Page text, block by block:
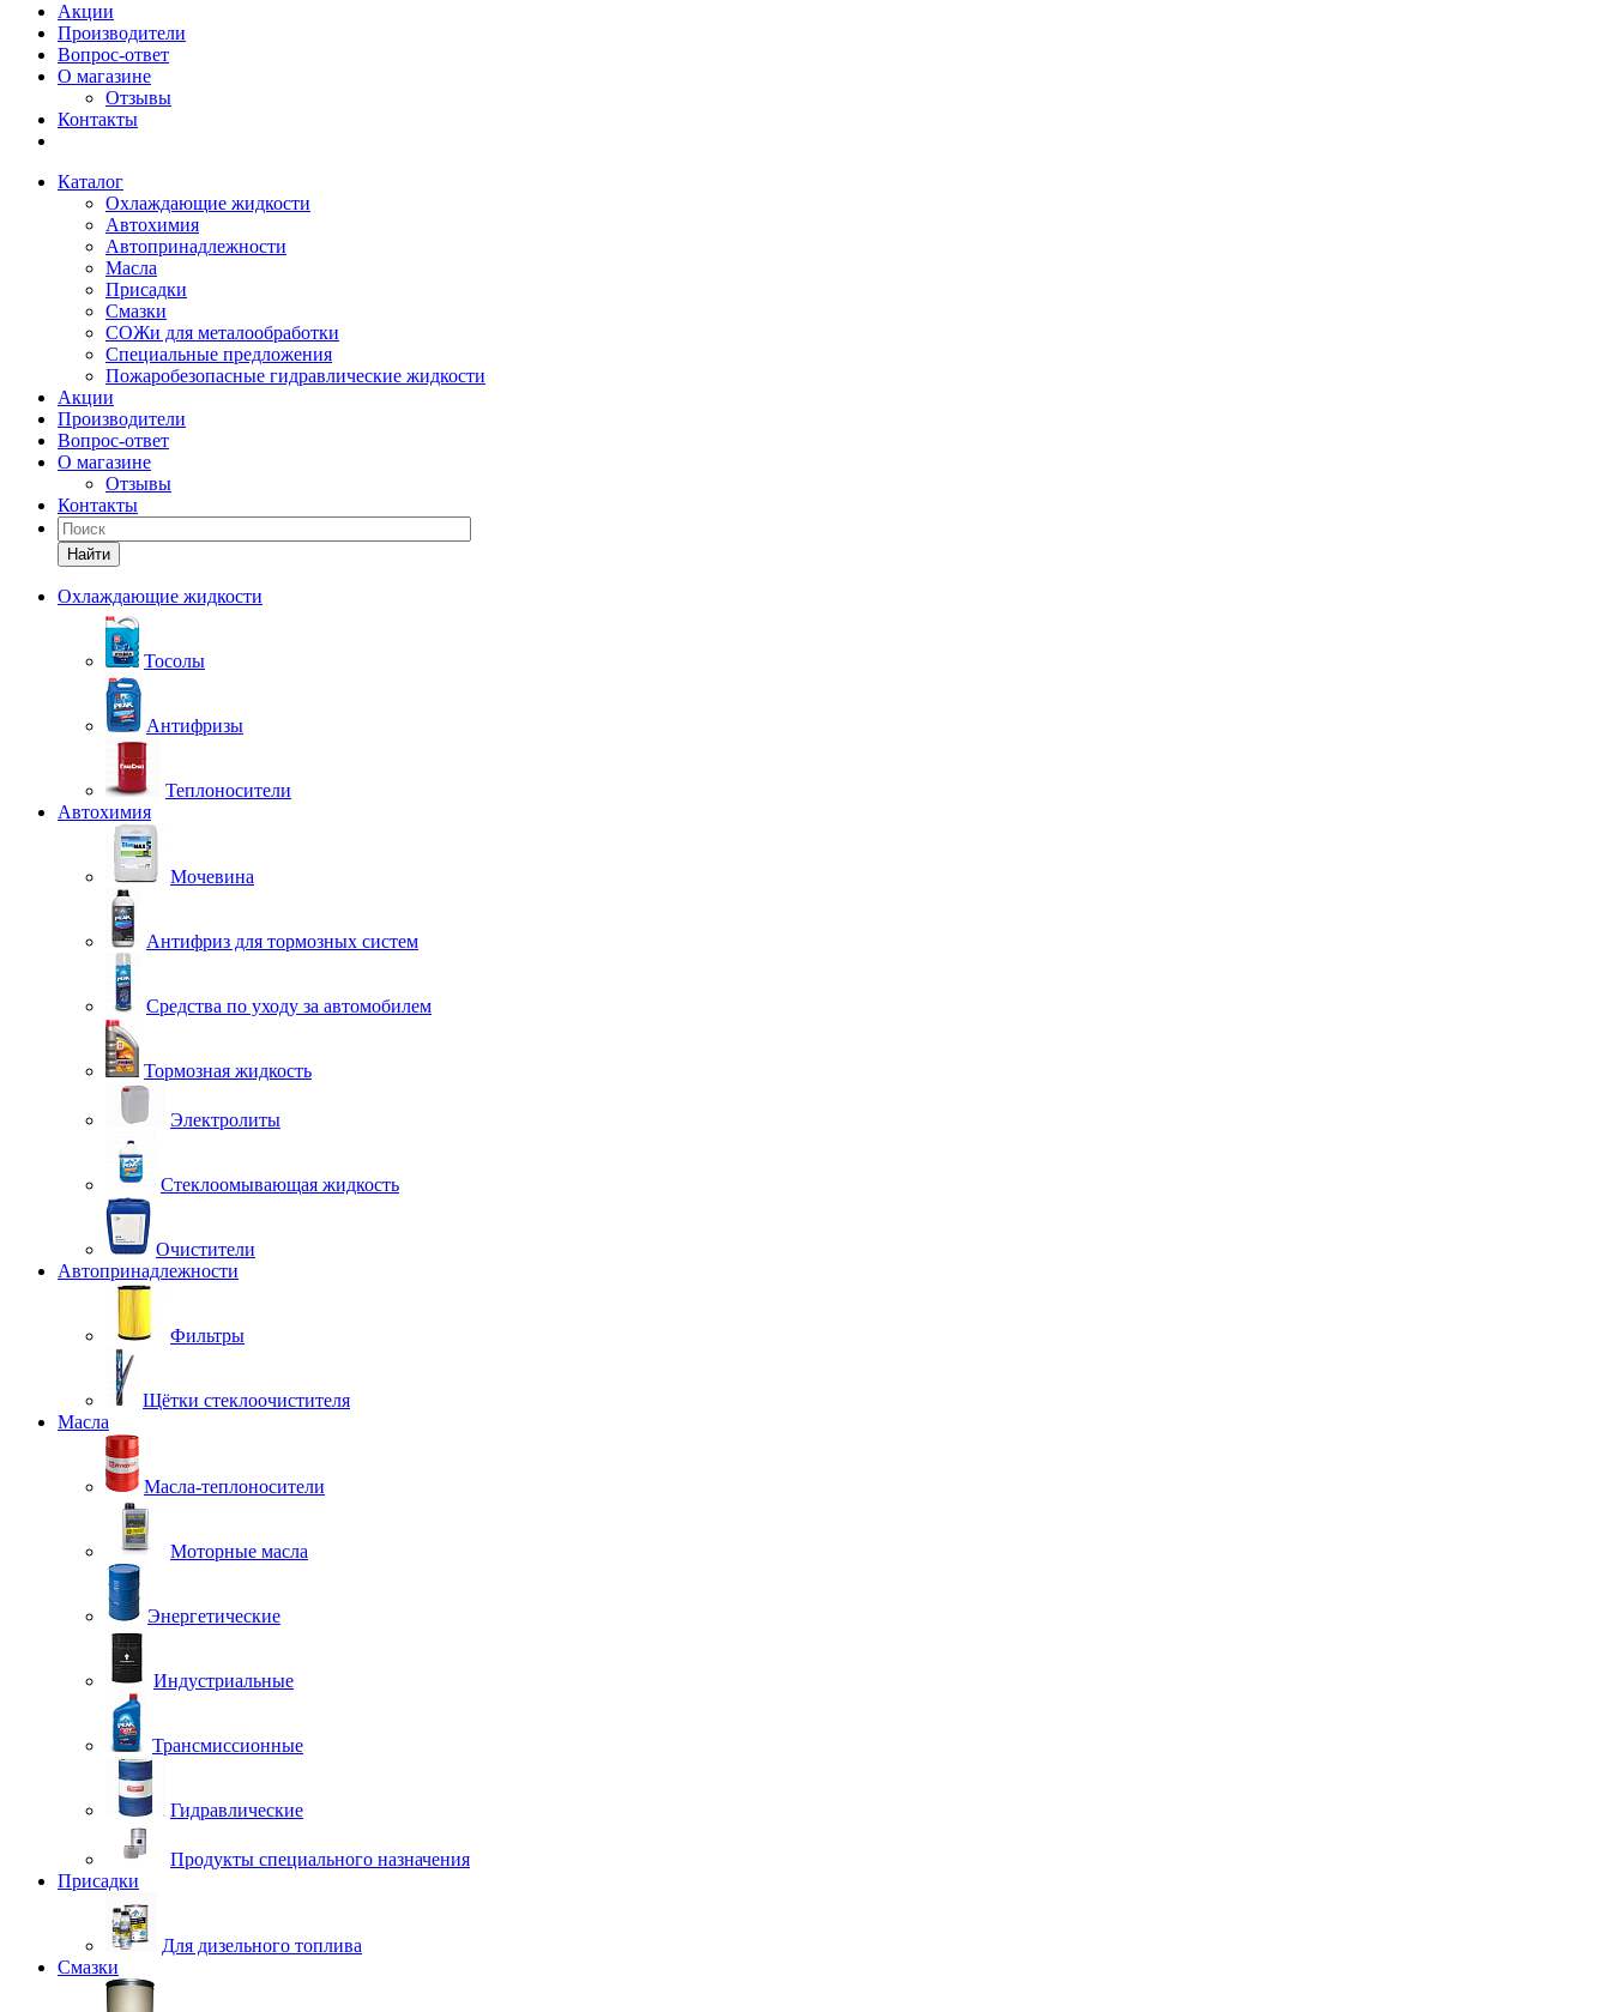
Акции
Производители
Вопрос-ответ
О магазине
Отзывы
Контакты
Каталог
Охлаждающие жидкости
Автохимия
Автопринадлежности
Масла
Присадки
Смазки
СОЖи для металообработки
Специальные предложения
Пожаробезопасные гидравлические жидкости
Акции
Производители
Вопрос-ответ
О магазине
Отзывы
Контакты
Найти
Охлаждающие жидкости
Тосолы
Антифризы
Теплоносители
Автохимия
Мочевина
Антифриз для тормозных систем
Средства по уходу за автомобилем
Тормозная жидкость
Электролиты
Стеклоомывающая жидкость
Очистители
Автопринадлежности
Фильтры
Щётки стеклоочистителя
Масла
Масла-теплоносители
Моторные масла
Энергетические
Индустриальные
Трансмиссионные
Гидравлические
Продукты специального назначения
Присадки
Для дизельного топлива
Смазки